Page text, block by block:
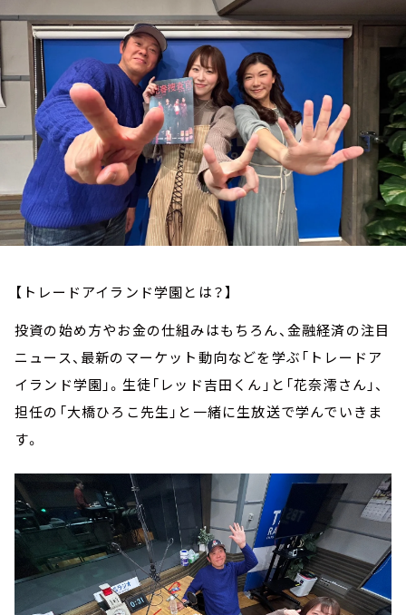
お知らせ
イベント・グッズ
YouTube
会社情報
【トレードアイランド学園とは？】
投資の始め方やお金の仕組みはもちろん、金融経済の注目
ニュース、最新のマーケット動向などを学ぶ「トレードア
イランド学園」。生徒「レッド吉田くん」と「花奈澪さん」、
担任の「大橋ひろこ先生」と一緒に生放送で学んでいきま
す。